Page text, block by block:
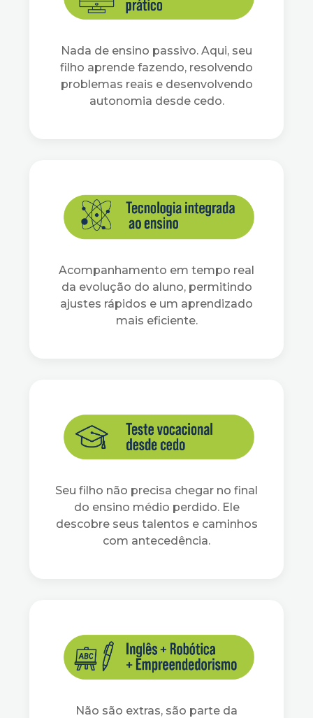
Nada de ensino passivo. Aqui, seu
filho aprende fazendo, resolvendo
problemas reais e desenvolvendo
autonomia desde cedo.
Acompanhamento em tempo real
da evolução do aluno, permitindo
ajustes rápidos e um aprendizado
mais eficiente.
Seu filho não precisa chegar no final
do ensino médio perdido. Ele
descobre seus talentos e caminhos
com antecedência.
Não são extras, são parte da